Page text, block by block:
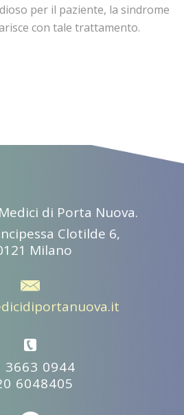
per il paziente, la sindrome
con tale trattamento.
di Porta Nuova.
Clotilde 6,
Milano
3663 0944
6048405